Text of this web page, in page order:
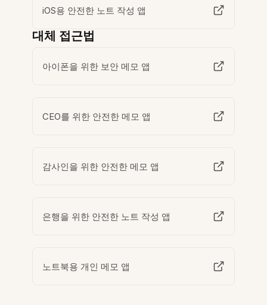
iOS용 안전한 노트 작성 앱
대체 접근법
아이폰을 위한 보안 메모 앱
CEO를 위한 안전한 메모 앱
감사인을 위한 안전한 메모 앱
은행을 위한 안전한 노트 작성 앱
노트북용 개인 메모 앱